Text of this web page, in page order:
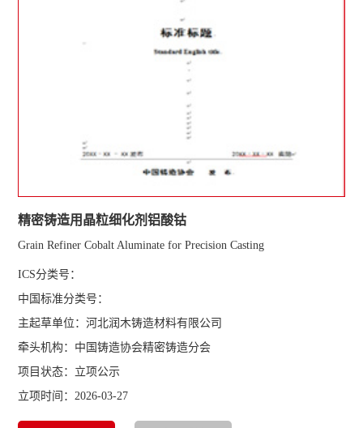
精密铸造用晶粒细化剂铝酸钴
Grain Refiner Cobalt Aluminate for Precision Casting
ICS分类号：
中国标准分类号：
主起草单位：河北润木铸造材料有限公司
牵头机构：中国铸造协会精密铸造分会
项目状态：立项公示
立项时间：2026-03-27